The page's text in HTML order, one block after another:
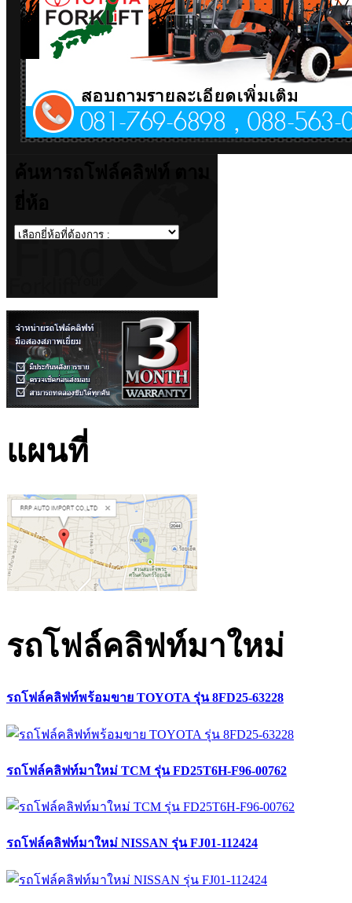
แผนที่
รถโฟล์คลิฟท์มาใหม่
รถโฟล์คลิฟท์พร้อมขาย TOYOTA รุ่น 8FD25-63228
รถโฟล์คลิฟท์มาใหม่ TCM รุ่น FD25T6H-F96-00762
รถโฟล์คลิฟท์มาใหม่ NISSAN รุ่น FJ01-112424